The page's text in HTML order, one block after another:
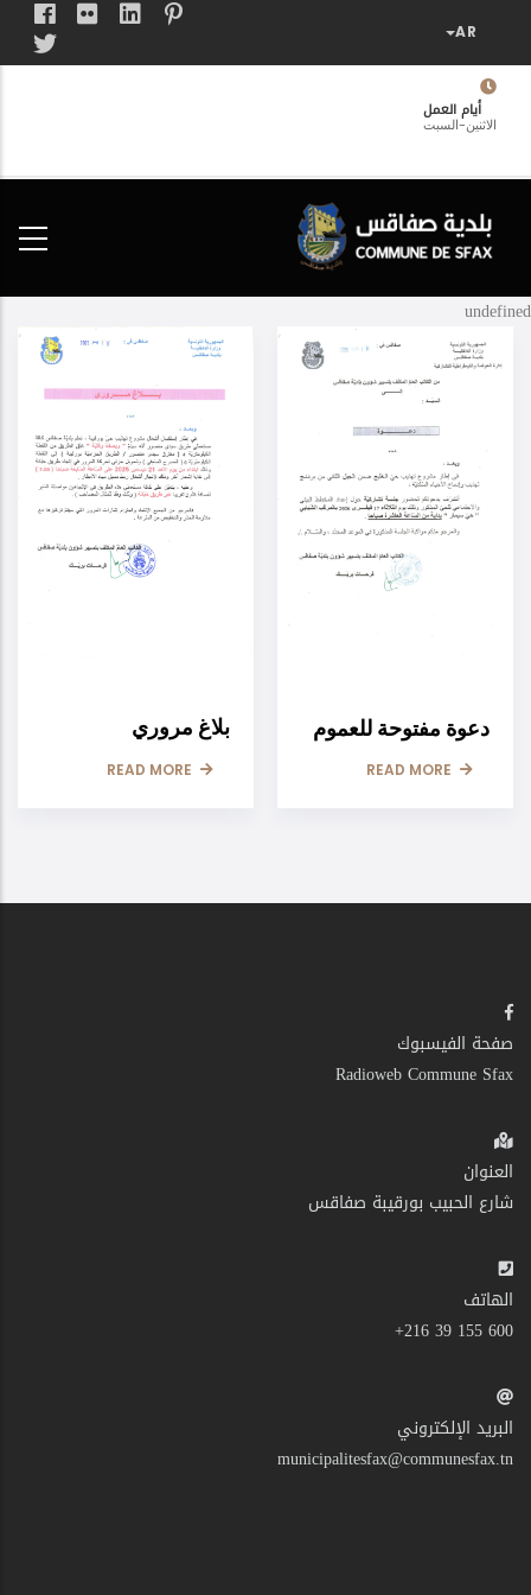
المحتوى
الرئيسيأيام العمل
الاثنين-السبت
undefined
دعوة مفتوحة للعموم
READ MORE
بلاغ مروري
READ MORE
صفحة الفيسبوك
Radioweb Commune Sfax
العنوان
شارع الحبيب بورقيبة صفاقس
الهاتف
600 155 39 216+
البريد الإلكتروني
municipalitesfax@communesfax.tn